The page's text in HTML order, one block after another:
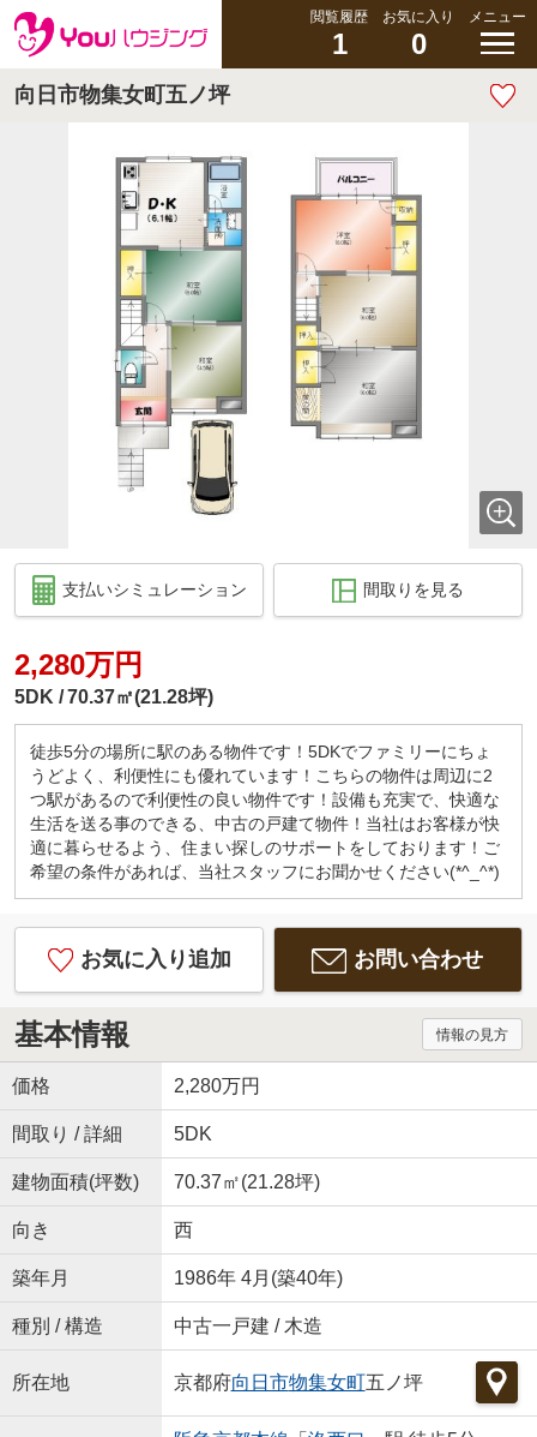
閲覧履歴
1
お気に入り
0
メニュー
向日市物集女町五ノ坪
支払いシミュレーション 間取りを見る
2,280万円
5DK 70.37㎡(21.28坪)
徒歩5分の場所に駅のある物件です！5DKでファミリーにちょ
うどよく、利便性にも優れています！こちらの物件は周辺に2
つ駅があるので利便性の良い物件です！設備も充実で、快適な
生活を送る事のできる、中古の戸建て物件！当社はお客様が快
適に暮らせるよう、住まい探しのサポートをしております！ご
希望の条件があれば、当社スタッフにお聞かせください(*^_^*)
お気に入り追加 お問い合わせ
基本情報 情報の見方
価格 2,280万円
間取り / 詳細 5DK
建物面積(坪数) 70.37㎡(21.28坪)
向き 西
築年月 1986年 4月(築40年)
種別 / 構造 中古一戸建 / 木造
所在地 京都府向日市物集女町五ノ坪